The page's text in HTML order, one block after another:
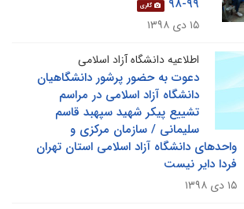
گالری
اطلاعیه دانشگاه آزاد اسلامی
دعوت به حضور پرشور دانشگاهیان
دانشگاه آزاد اسلامی در مراسم
تشییع پیکر شهید سپهبد قاسم
سلیمانی / سازمان مرکزی و
واحدهای دانشگاه آزاد اسلامی استان تهران
فردا دایر نیست